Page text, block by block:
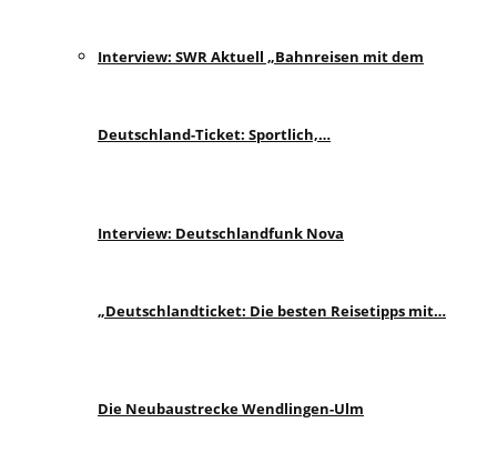
Interview: SWR Aktuell „Bahnreisen mit dem
Deutschland-Ticket: Sportlich,…
Interview: Deutschlandfunk Nova
„Deutschlandticket: Die besten Reisetipps mit…
Die Neubaustrecke Wendlingen-Ulm